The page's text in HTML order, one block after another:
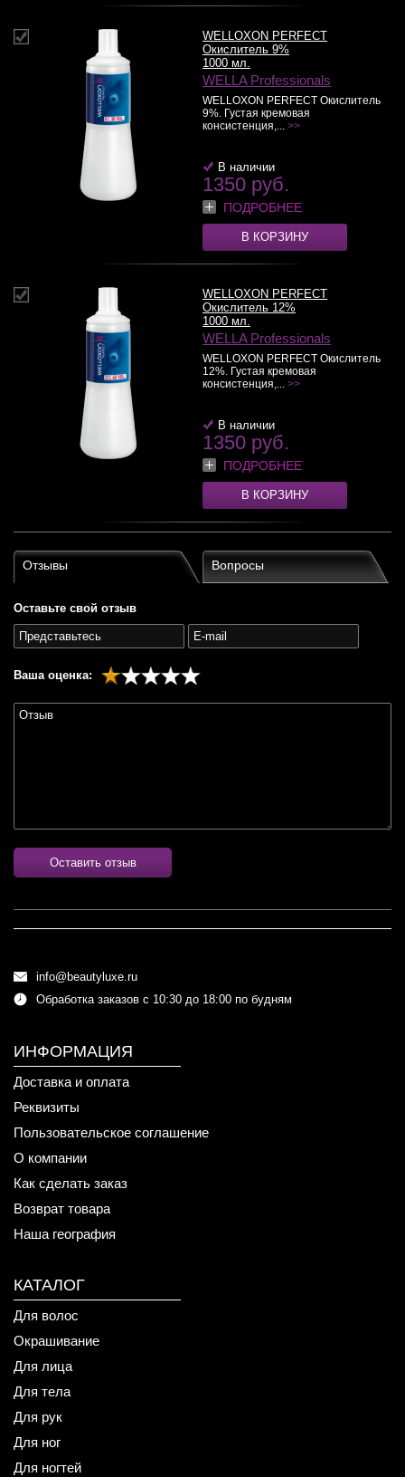
WELLOXON PERFECT
Окислитель 9%
1000 мл.
WELLA Professionals
WELLOXON PERFECT Окислитель
9%. Густая кремовая
консистенция,... >>
В наличии
1350 руб.
ПОДРОБНЕЕ
В КОРЗИНУ
WELLOXON PERFECT
Окислитель 12%
1000 мл.
WELLA Professionals
WELLOXON PERFECT Окислитель
12%. Густая кремовая
консистенция,... >>
В наличии
1350 руб.
ПОДРОБНЕЕ
В КОРЗИНУ
Отзывы Вопросы
Оставьте свой отзыв
Ваша оценка:
Оставить отзыв
info@beautyluxe.ru
Обработка заказов с 10:30 до 18:00 по будням
ИНФОРМАЦИЯ
Доставка и оплата
Реквизиты
Пользовательское соглашение
О компании
Как сделать заказ
Возврат товара
Наша география
КАТАЛОГ
Для волос
Окрашивание
Для лица
Для тела
Для рук
Для ног
Для ногтей